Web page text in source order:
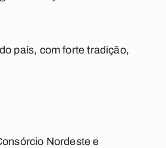
país, com forte tradição,
Nordeste e